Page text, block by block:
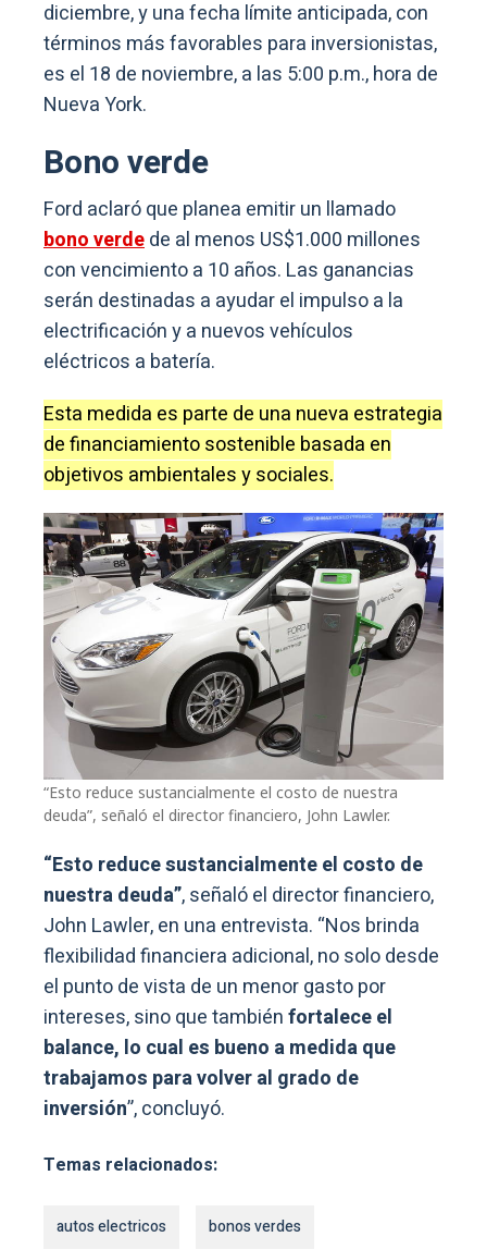
diciembre, y una fecha límite anticipada, con
términos más favorables para inversionistas,
es el 18 de noviembre, a las 5:00 p.m., hora de
Nueva York.
Bono verde
Ford aclaró que planea emitir un llamado
bono verdede al menos US$1.000 millones
con vencimiento a 10 años. Las ganancias
serán destinadas a ayudar el impulso a la
electrificación y a nuevos vehículos
eléctricos a batería.
Esta medida es parte de una nueva estrategia
de financiamiento sostenible basada en
objetivos ambientales y sociales.
“Esto reduce sustancialmente el costo de nuestra
deuda”, señaló el director financiero, John Lawler.
“Esto reduce sustancialmente el costo de
nuestra deuda”, señaló el director financiero,
John Lawler, en una entrevista. “Nos brinda
flexibilidad financiera adicional, no solo desde
el punto de vista de un menor gasto por
intereses, sino que tambiénfortalece el
balance, lo cual es bueno a medida que
trabajamos para volver al grado de
inversión”, concluyó.
Temas relacionados:
autos electricos bonos verdes